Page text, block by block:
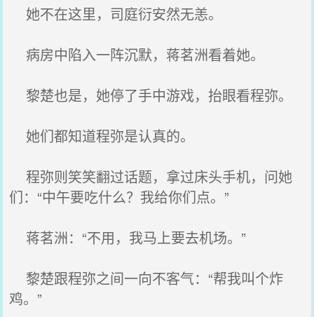
她不在这里，司庭衍安然无恙。
病房中陷入一阵沉默，蒋茗洲看着她。
黎楚也是，她停了手中游戏，抬眼看程弥。
她们都知道程弥是认真的。
程弥则笑笑翻过话题，拿过床头手机，问她
们：“中午要吃什么？我给你们点。”
蒋茗洲：“不用，我马上要去机场。”
黎楚跟程弥之间一向不客气：“帮我叫个炸
鸡。”